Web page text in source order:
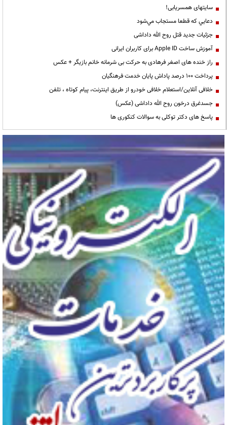
سایتهای همسریابی!
دعايي كه قطعا مستجاب مي‌شود
جزئیات جدید قتل روح الله داداشی
آموزش ساخت Apple ID برای کاربران ایرانی
راز خنده های اصغر فرهادی به حرکت بی شرمانه خانم بازیگر + عکس
پرداخت ۱۰۰ درصد پاداش پایان خدمت فرهنگیان
خلافی آنلاین/استعلام خلافی خودرو از طریق اینترنت، پیام کوتاه ، تلفن
جسدغرق درخون روح الله داداشی (عکس)
پاسخ های دکتر توکلی به سوالات کنکوری ها